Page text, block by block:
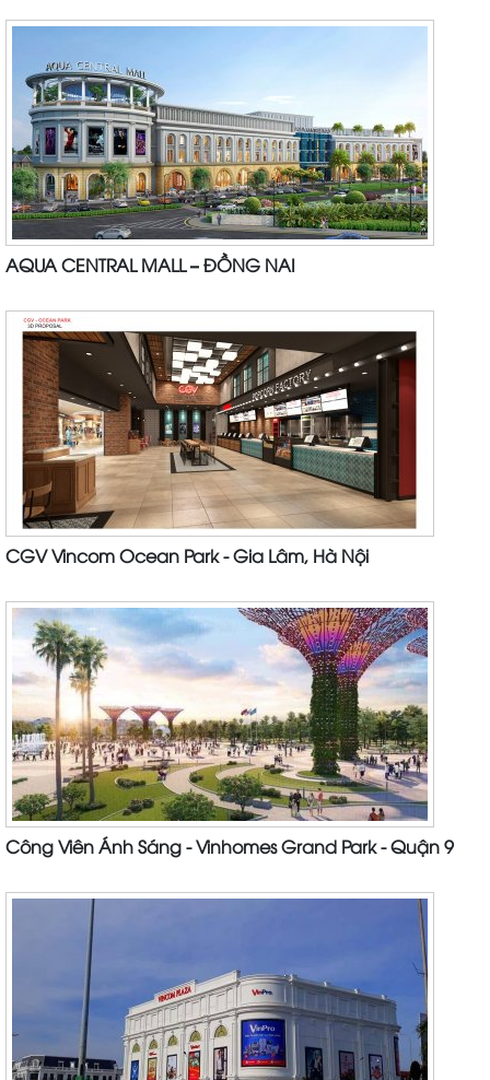
AQUA CENTRAL MALL – ĐỒNG NAI
CGV Vincom Ocean Park - Gia Lâm, Hà Nội
Công Viên Ánh Sáng - Vinhomes Grand Park - Quận 9